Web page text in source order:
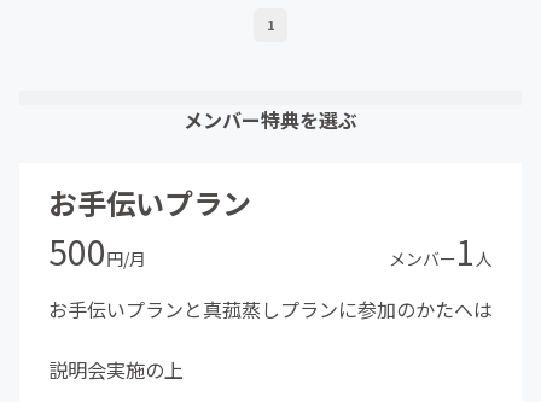
1
メンバー特典を選ぶ
お手伝いプラン
500円/月 メンバー1 人
お手伝いプランと真菰蒸しプランに参加のかたへは
説明会実施の上